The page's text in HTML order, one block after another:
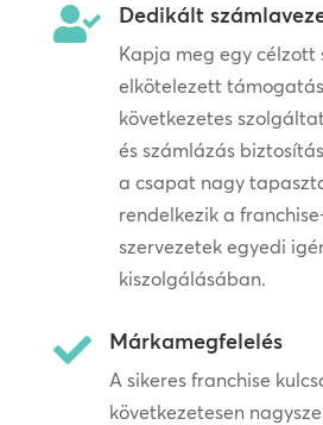
 Dedikált
Kapja meg egy
elkötelezett
következetes
és számlázás
a csapat nagy
rendelkezik a
szervezetek egyedi
kiszolgálásában.
 Márkamegfelelés
A sikeres franchise
következetesen